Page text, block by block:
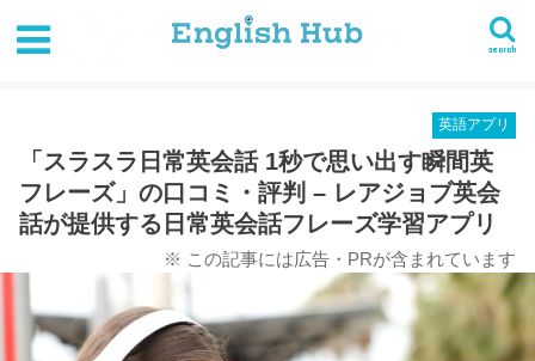
search
iPhoneアプリ
「スラスラ日常英会話 1秒で思い出す瞬間英フレーズ」の口コミ・評判 - レアジョブ英会話が
提供する日常英会話フレーズ学習アプリ
英語アプリ
「スラスラ日常英会話 1秒で思い出す瞬間英
フレーズ」の口コミ・評判 – レアジョブ英会
話が提供する日常英会話フレーズ学習アプリ
※ この記事には広告・PRが含まれています